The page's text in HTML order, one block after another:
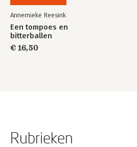
Annemieke Reesink
Een tompoes en
bitterballen
€ 16,50
Rubrieken